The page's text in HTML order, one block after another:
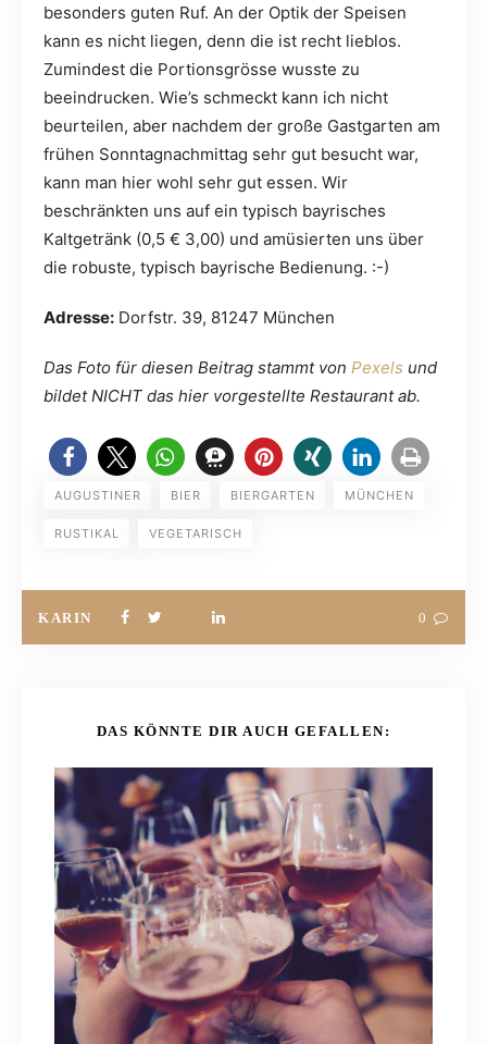
besonders guten Ruf. An der Optik der Speisen
kann es nicht liegen, denn die ist recht lieblos.
Zumindest die Portionsgrösse wusste zu
beeindrucken. Wie’s schmeckt kann ich nicht
beurteilen, aber nachdem der große Gastgarten am
frühen Sonntagnachmittag sehr gut besucht war,
kann man hier wohl sehr gut essen. Wir
beschränkten uns auf ein typisch bayrisches
Kaltgetränk (0,5 € 3,00) und amüsierten uns über
die robuste, typisch bayrische Bedienung. :-)
Adresse: Dorfstr. 39, 81247 München
Das Foto für diesen Beitrag stammt von Pexels und
bildet NICHT das hier vorgestellte Restaurant ab.
AUGUSTINER BIER BIERGARTEN MÜNCHEN
RUSTIKAL VEGETARISCH
KARIN 0
DAS KÖNNTE DIR AUCH GEFALLEN: